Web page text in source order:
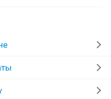
управление
кабель 10
для